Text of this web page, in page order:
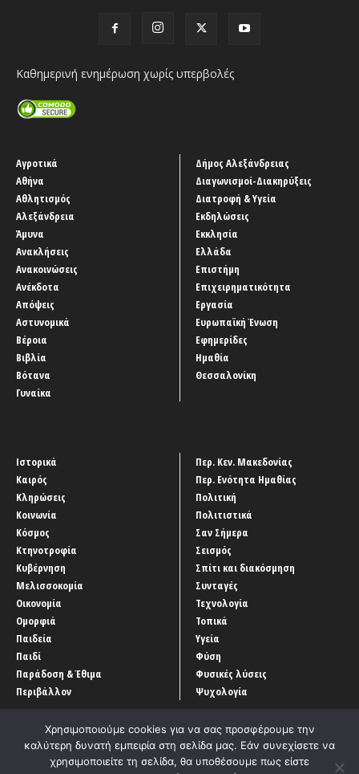
Καθημερινή ενημέρωση χωρίς υπερβολές
Αγροτικά
Αθήνα
Αθλητισμός
Αλεξάνδρεια
Άμυνα
Ανακλήσεις
Ανακοινώσεις
Ανέκδοτα
Απόψεις
Αστυνομικά
Βέροια
Βιβλία
Βότανα
Γυναίκα
Δήμος Αλεξάνδρειας
Διαγωνισμοί-Διακηρύξεις
Διατροφή & Υγεία
Εκδηλώσεις
Εκκλησία
Ελλάδα
Επιστήμη
Επιχειρηματικότητα
Εργασία
Ευρωπαϊκή Ένωση
Εφημερίδες
Ημαθία
Θεσσαλονίκη
Ιστορικά
Καιρός
Κληρώσεις
Κοινωνία
Κόσμος
Κτηνοτροφία
Κυβέρνηση
Μελισσοκομία
Οικονομία
Ομορφιά
Παιδεία
Παιδί
Παράδοση & Έθιμα
Περιβάλλον
Περ. Κεν. Μακεδονίας
Περ. Ενότητα Ημαθίας
Πολιτική
Πολιτιστικά
Σαν Σήμερα
Σεισμός
Σπίτι και διακόσμηση
Συνταγές
Τεχνολογία
Τοπικά
Υγεία
Φύση
Φυσικές λύσεις
Ψυχολογία
Χρησιμοποιούμε cookies για να σας προσφέρουμε την
καλύτερη δυνατή εμπειρία στη σελίδα μας. Εάν συνεχίσετε να
χρησιμοποιείτε τη σελίδα, θα υποθέσουμε πως είστε